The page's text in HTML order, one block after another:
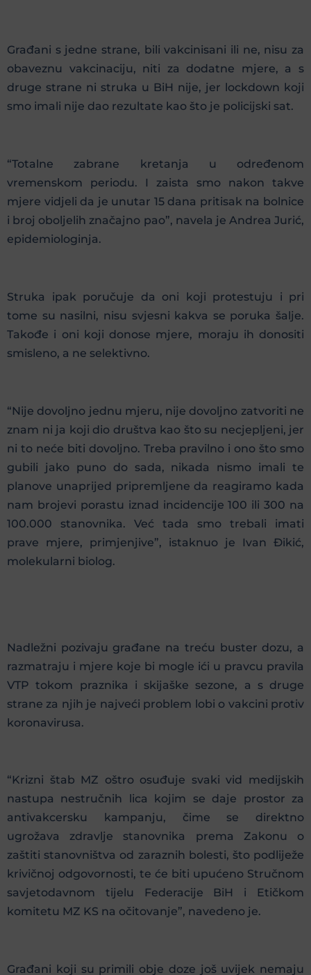
Građani s jedne strane, bili vakcinisani ili ne, nisu za
obaveznu vakcinaciju, niti za dodatne mjere, a s
druge strane ni struka u BiH nije, jer lockdown koji
smo imali nije dao rezultate kao što je policijski sat.
“Totalne zabrane kretanja u određenom
vremenskom periodu. I zaista smo nakon takve
mjere vidjeli da je unutar 15 dana pritisak na bolnice
i broj oboljelih značajno pao”, navela je Andrea Jurić,
epidemiologinja.
Struka ipak poručuje da oni koji protestuju i pri
tome su nasilni, nisu svjesni kakva se poruka šalje.
Takođe i oni koji donose mjere, moraju ih donositi
smisleno, a ne selektivno.
“Nije dovoljno jednu mjeru, nije dovoljno zatvoriti ne
znam ni ja koji dio društva kao što su necjepljeni, jer
ni to neće biti dovoljno. Treba pravilno i ono što smo
gubili jako puno do sada, nikada nismo imali te
planove unaprijed pripremljene da reagiramo kada
nam brojevi porastu iznad incidencije 100 ili 300 na
100.000 stanovnika. Već tada smo trebali imati
prave mjere, primjenjive”, istaknuo je Ivan Đikić,
molekularni biolog.
Nadležni pozivaju građane na treću buster dozu, a
razmatraju i mjere koje bi mogle ići u pravcu pravila
VTP tokom praznika i skijaške sezone, a s druge
strane za njih je najveći problem lobi o vakcini protiv
koronavirusa.
“Krizni štab MZ oštro osuđuje svaki vid medijskih
nastupa nestručnih lica kojim se daje prostor za
antivakcersku kampanju, čime se direktno
ugrožava zdravlje stanovnika prema Zakonu o
zaštiti stanovništva od zaraznih bolesti, što podliježe
krivičnoj odgovornosti, te će biti upućeno Stručnom
savjetodavnom tijelu Federacije BiH i Etičkom
komitetu MZ KS na očitovanje”, navedeno je.
Građani koji su primili obje doze još uvijek nemaju